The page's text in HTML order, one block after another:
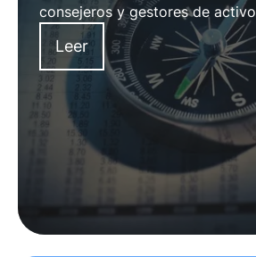
consejeros y gestores de
iniciamos la colaboración con
uniéndonos a su programa
Biodiversidad" mediante la
bosque.
Leer